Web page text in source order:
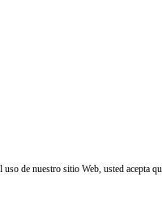
de nuestro sitio Web, usted acepta